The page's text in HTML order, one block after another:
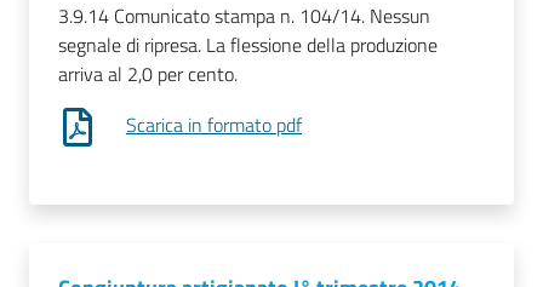
3.9.14 Comunicato stampa n. 104/14. Nessun
segnale di ripresa. La flessione della produzione
arriva al 2,0 per cento.
Scarica in formato pdf